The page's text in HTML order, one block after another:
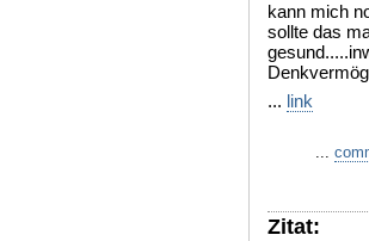
kann mich
sollte das
... link
...
Zitat: